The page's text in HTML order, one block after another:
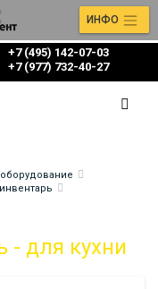
+7 (495) 142-07-03
‎‎+7 (977) 732-40-27
ИНФО
- для кухни